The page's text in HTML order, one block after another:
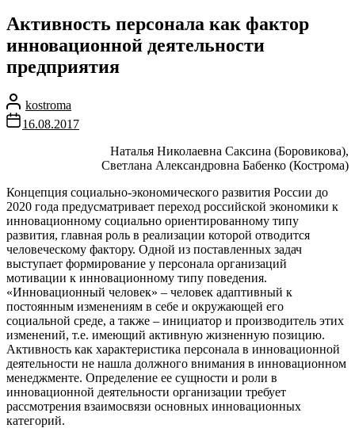
Активность персонала как фактор
инновационной деятельности
предприятия
kostroma
16.08.2017
Наталья Николаевна Саксина (Боровикова),
Светлана Александровна Бабенко (Кострома)
Концепция социально-экономического развития России до
2020 года предусматривает переход российской экономики к
инновационному социально ориентированному типу
развития, главная роль в реализации которой отводится
человеческому фактору. Одной из поставленных задач
выступает формирование у персонала организаций
мотивации к инновационному типу поведения.
«Инновационный человек» – человек адаптивный к
постоянным изменениям в себе и окружающей его
социальной среде, а также – инициатор и производитель этих
изменений, т.е. имеющий активную жизненную позицию.
Активность как характеристика персонала в инновационной
деятельности не нашла должного внимания в инновационном
менеджменте. Определение ее сущности и роли в
инновационной деятельности организации требует
рассмотрения взаимосвязи основных инновационных
категорий.